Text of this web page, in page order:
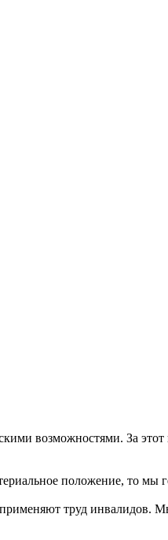
возможностями. За этот
положение, то мы
труд инвалидов.